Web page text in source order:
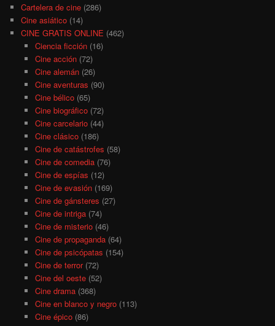
Cartelera de cine (286)
Cine asiático (14)
CINE GRATIS ONLINE (462)
Ciencia ficción(16)
Cine acción(72)
Cine alemán(26)
Cine aventuras (90)
Cine bélico(65)
Cine biográfico(72)
Cine carcelario(44)
Cine clásico(186)
Cine de catástrofes (58)
Cine de comedia(76)
Cine de espías (12)
Cine de evasión(169)
Cine de gánsteres (27)
Cine de intriga(74)
Cine de misterio(46)
Cine de propaganda(64)
Cine de psicópatas (154)
Cine de terror(72)
Cine del oeste(52)
Cine drama(368)
Cine en blanco y negro(113)
Cine épico(86)